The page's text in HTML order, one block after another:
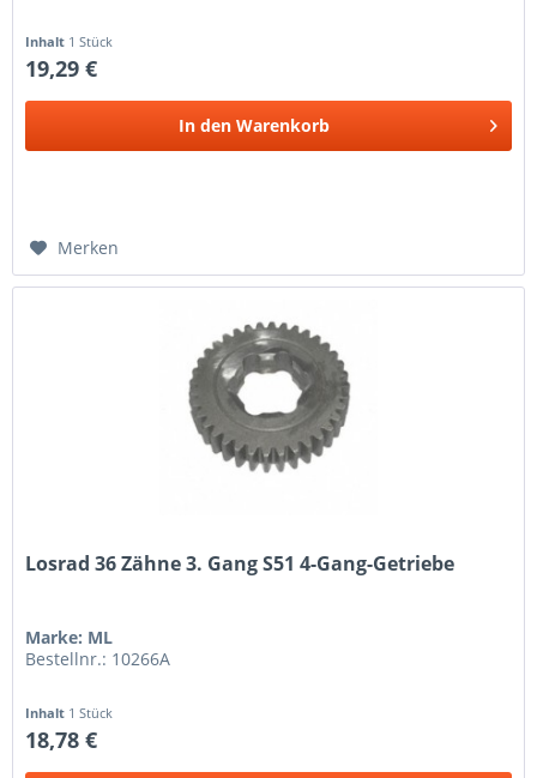
Inhalt 1 Stück
19,29 €
In den Warenkorb
Merken
Losrad 36 Zähne 3. Gang S51 4-Gang-Getriebe
Marke: ML
Bestellnr.: 10266A
Inhalt 1 Stück
18,78 €